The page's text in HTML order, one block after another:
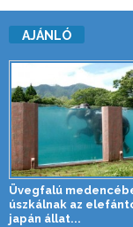
AJÁNLÓ
Üvegfalú
úszkálnak az
japán állat...